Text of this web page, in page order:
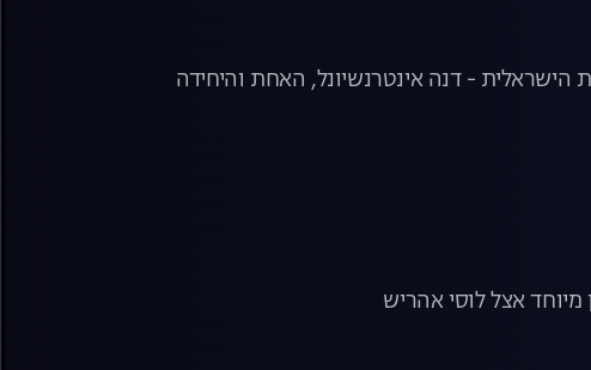
הישראלית - דנה אינטרנשיונל, האחת והיחידה
מיוחד אצל לוסי אהריש